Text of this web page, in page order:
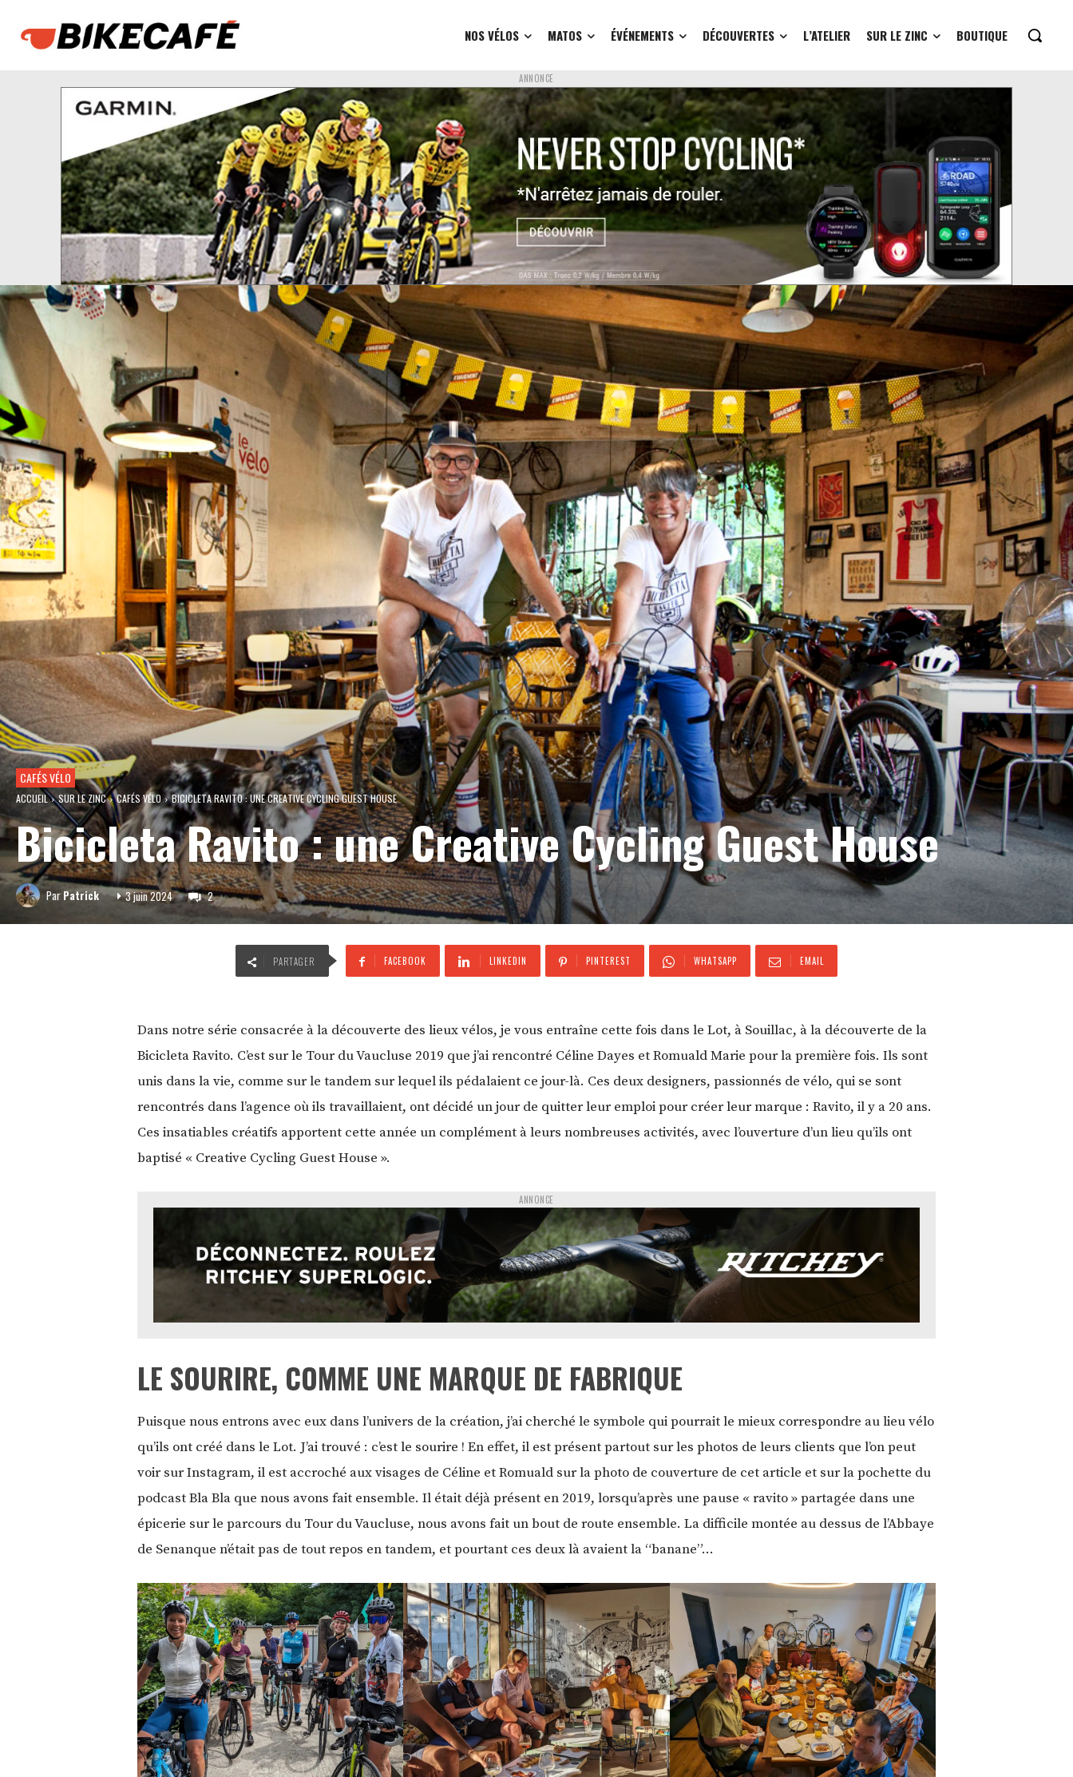
NOS VÉLOS MATOS ÉVÉNEMENTS DÉCOUVERTES L’ATELIER SUR LE ZINC BOUTIQUE
ANNONCE
CAFÉS VÉLO
ACCUEIL SUR LE ZINC CAFÉS VÉLO BICICLETA RAVITO : UNE CREATIVE CYCLING GUEST HOUSE
Bicicleta Ravito : une Creative Cycling Guest House
Par Patrick 3 juin 2024 2
PARTAGER FACEBOOK LINKEDIN PINTEREST WHATSAPP EMAIL
Dans notre série consacrée à la découverte des lieux vélos, je vous entraîne cette fois dans le Lot, à Souillac, à la découverte de la
Bicicleta Ravito. C’est sur le Tour du Vaucluse 2019 que j’ai rencontré Céline Dayes et Romuald Marie pour la première fois. Ils sont
unis dans la vie, comme sur le tandem sur lequel ils pédalaient ce jour-là. Ces deux designers, passionnés de vélo, qui se sont
rencontrés dans l’agence où ils travaillaient, ont décidé un jour de quitter leur emploi pour créer leur marque : Ravito, il y a 20 ans.
Ces insatiables créatifs apportent cette année un complément à leurs nombreuses activités, avec l’ouverture d’un lieu qu’ils ont
baptisé « Creative Cycling Guest House ».
ANNONCE
LE SOURIRE, COMME UNE MARQUE DE FABRIQUE
Puisque nous entrons avec eux dans l’univers de la création, j’ai cherché le symbole qui pourrait le mieux correspondre au lieu vélo
qu’ils ont créé dans le Lot. J’ai trouvé : c’est le sourire ! En effet, il est présent partout sur les photos de leurs clients que l’on peut
voir sur Instagram, il est accroché aux visages de Céline et Romuald sur la photo de couverture de cet article et sur la pochette du
podcast Bla Bla que nous avons fait ensemble. Il était déjà présent en 2019, lorsqu’après une pause « ravito » partagée dans une
épicerie sur le parcours du Tour du Vaucluse, nous avons fait un bout de route ensemble. La difficile montée au dessus de l’Abbaye
de Senanque n’était pas de tout repos en tandem, et pourtant ces deux là avaient la “banane”…